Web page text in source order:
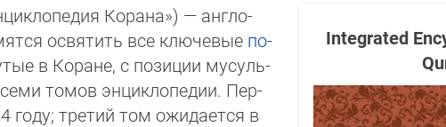
Integrated
Ко­ра­на») — анг­ло­
освятить все клю­че­вые по­
в Коране, с позиции мусуль­
томов энциклопедии. Пер­
го­ду; тре­тий том ожи­да­ет­ся в